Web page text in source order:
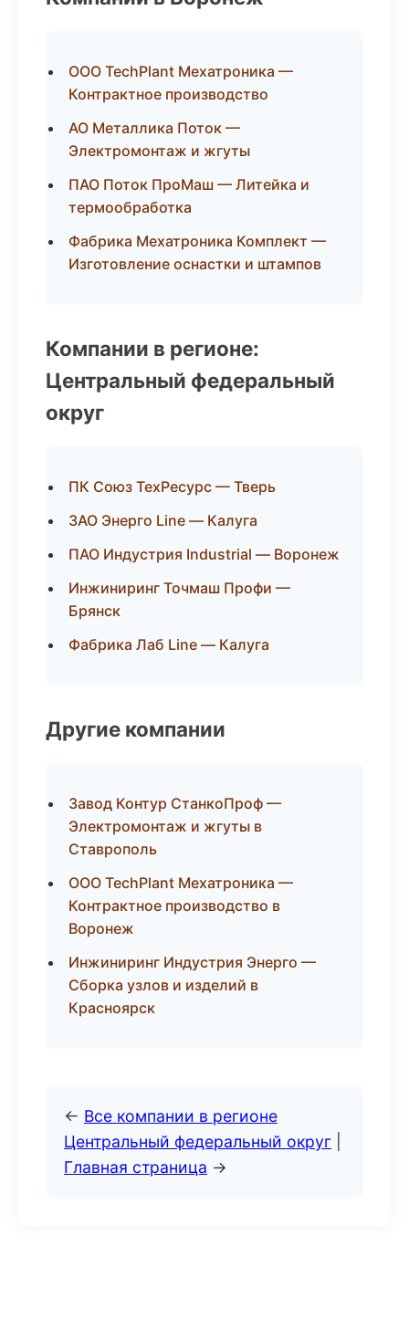
ООО TechPlant Мехатроника —
Контрактное производство
АО Металлика Поток —
Электромонтаж и жгуты
ПАО Поток ПроМаш — Литейка и
термообработка
Фабрика Мехатроника Комплект —
Изготовление оснастки и штампов
Компании в регионе:
Центральный федеральный
округ
ПК Союз ТехРесурс — Тверь
ЗАО Энерго Line — Калуга
ПАО Индустрия Industrial — Воронеж
Инжиниринг Точмаш Профи —
Брянск
Фабрика Лаб Line — Калуга
Другие компании
Завод Контур СтанкоПроф —
Электромонтаж и жгуты в
Ставрополь
ООО TechPlant Мехатроника —
Контрактное производство в
Воронеж
Инжиниринг Индустрия Энерго —
Сборка узлов и изделий в
Красноярск
← Все компании в регионе
Центральный федеральный округ
Главная страница →